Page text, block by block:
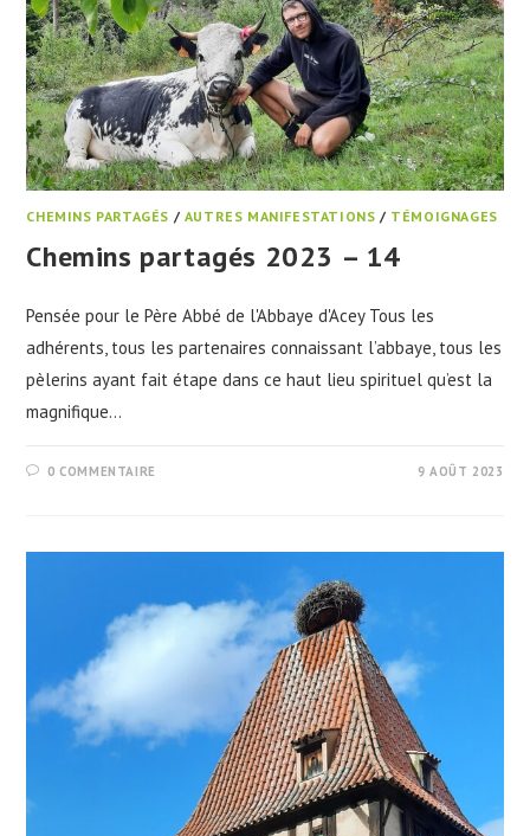
CHEMINS PARTAGÉS / AUTRES MANIFESTATIONS / TÉMOIGNAGES
Chemins partagés 2023 – 14
Pensée pour le Père Abbé de l'Abbaye d'Acey Tous les
adhérents, tous les partenaires connaissant l’abbaye, tous les
pèlerins ayant fait étape dans ce haut lieu spirituel qu’est la
magnifique…
0 COMMENTAIRE 9 AOÛT 2023